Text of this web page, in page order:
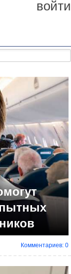
войти
Комментариев: 0